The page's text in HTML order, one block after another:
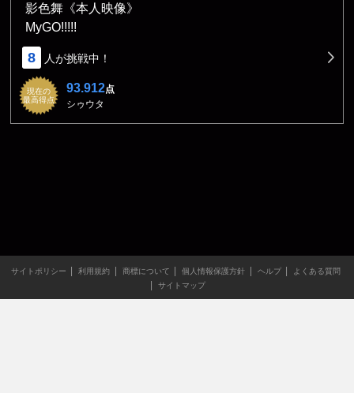
影色舞《本人映像》
MyGO!!!!!
8 人が挑戦中！
現在の
最高得点
93.912点
シゥウタ
サイトポリシー 利用規約 商標について 個人情報保護方針 ヘルプ
よくある質問
サイトマップ